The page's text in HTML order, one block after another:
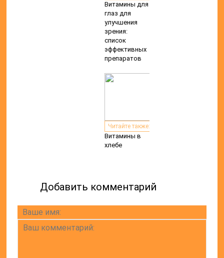
Витамины для
глаз для
улучшения
зрения:
список
эффективных
препаратов
Читайте также:
Витамины в
хлебе
Добавить комментарий